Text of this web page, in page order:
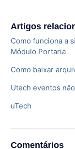
Artigos
Como funciona a
Módulo Portaria
Como baixar
Utech eventos
uTech
Comentários